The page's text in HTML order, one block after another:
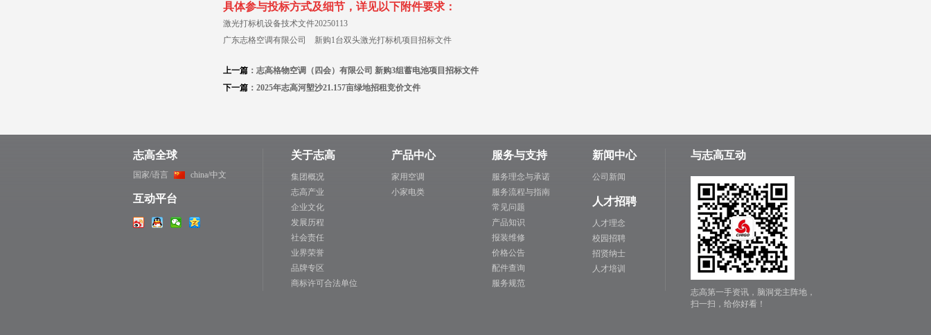
具体参与投标方式及细节，详见以下附件要求：
激光打标机设备技术文件20250113
广东志格空调有限公司 新购1台双头激光打标机项目招标文件
上一篇 ：志高格物空调（四会）有限公司 新购3组蓄电池项目招标文件
下一篇 ：2025年志高河塱沙21.157亩绿地招租竞价文件
志高全球
国家/语言 china/中文
互动平台
关于志高
集团概况
志高产业
企业文化
发展历程
社会责任
业界荣誉
品牌专区
商标许可合法单位
产品中心
家用空调
小家电类
服务与支持
服务理念与承诺
服务流程与指南
常见问题
产品知识
报装维修
价格公告
配件查询
服务规范
新闻中心
公司新闻
人才招聘
人才理念
校园招聘
招贤纳士
人才培训
与志高互动
志高第一手资讯，脑洞党主阵地，
扫一扫，给你好看！